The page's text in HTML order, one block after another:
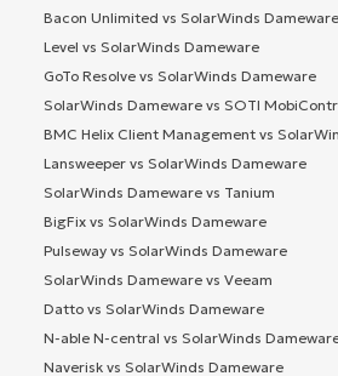
Bacon Unlimited vs SolarWinds Dameware
Level vs SolarWinds Dameware
GoTo Resolve vs SolarWinds Dameware
SolarWinds Dameware vs SOTI
BMC Helix Client Management vs
Lansweeper vs SolarWinds Dameware
SolarWinds Dameware vs Tanium
BigFix vs SolarWinds Dameware
Pulseway vs SolarWinds Dameware
SolarWinds Dameware vs Veeam
Datto vs SolarWinds Dameware
N-able N-central vs SolarWinds
Naverisk vs SolarWinds Dameware